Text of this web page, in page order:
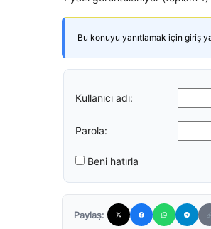
Bu konuyu yanıtlamak için giriş
Kullanıcı adı:
Parola:
Beni hatırla
Paylaş: